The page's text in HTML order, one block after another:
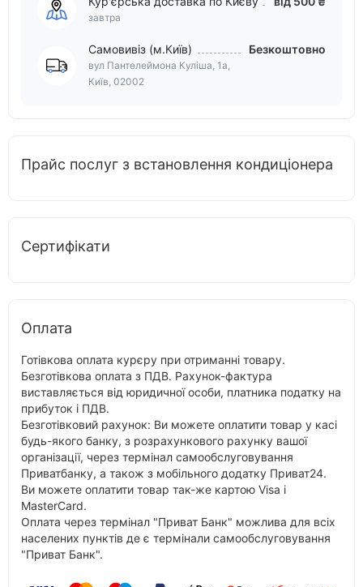
завтра
Самовивіз (м.Київ)
вул Пантелеймона Куліша, 1а,
Київ, 02002
Безкоштовно
Прайс послуг з встановлення кондиціонера
Сертифікати
Оплата
Готівкова оплата курєру при отриманні товару.
Безготівкова оплата з ПДВ. Рахунок-фактура
виставляється від юридичної особи, платника податку на
прибуток і ПДВ.
Безготівковий рахунок: Ви можете оплатити товар у касі
будь-якого банку, з розрахункового рахунку вашої
організації, через термінал самообслуговування
Приватбанку, а також з мобільного додатку Приват24.
Ви можете оплатити товар так-же картою Visa і
MasterCard.
Оплата через термінал "Приват Банк" можлива для всіх
населених пунктів де є термінали самообслуговування
"Приват Банк".